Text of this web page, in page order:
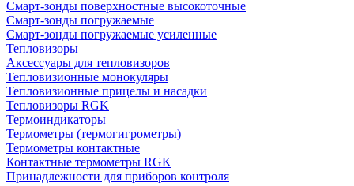
Смарт-зонды поверхностные высокоточные
Смарт-зонды погружаемые
Смарт-зонды погружаемые усиленные
Тепловизоры
Аксессуары для тепловизоров
Тепловизионные монокуляры
Тепловизионные прицелы и насадки
Тепловизоры RGK
Термоиндикаторы
Термометры (термогигрометры)
Термометры контактные
Контактные термометры RGK
Принадлежности для приборов контроля